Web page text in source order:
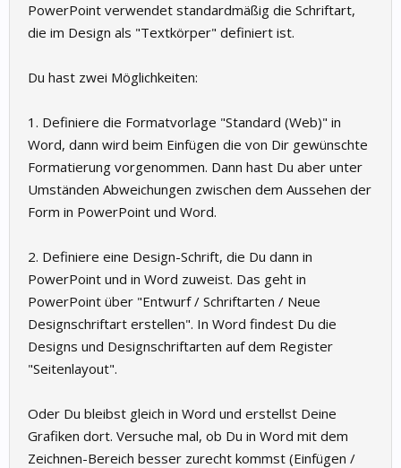
PowerPoint verwendet standardmäßig die Schriftart,
die im Design als "Textkörper" definiert ist.
Du hast zwei Möglichkeiten:
1. Definiere die Formatvorlage "Standard (Web)" in
Word, dann wird beim Einfügen die von Dir gewünschte
Formatierung vorgenommen. Dann hast Du aber unter
Umständen Abweichungen zwischen dem Aussehen der
Form in PowerPoint und Word.
2. Definiere eine Design-Schrift, die Du dann in
PowerPoint und in Word zuweist. Das geht in
PowerPoint über "Entwurf / Schriftarten / Neue
Designschriftart erstellen". In Word findest Du die
Designs und Designschriftarten auf dem Register
"Seitenlayout".
Oder Du bleibst gleich in Word und erstellst Deine
Grafiken dort. Versuche mal, ob Du in Word mit dem
Zeichnen-Bereich besser zurecht kommst (Einfügen /